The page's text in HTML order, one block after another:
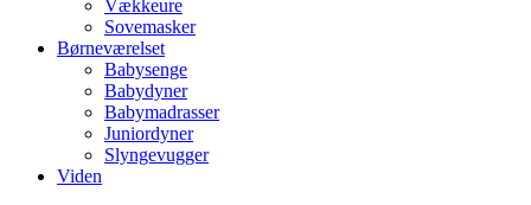
Vækkeure
Sovemasker
Børneværelset
Babysenge
Babydyner
Babymadrasser
Juniordyner
Slyngevugger
Viden